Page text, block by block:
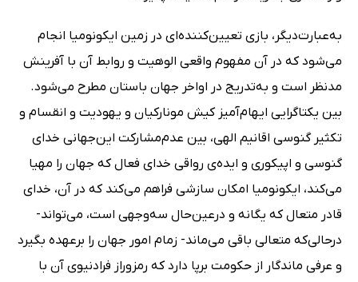
به‌عبارت‌دیگر، بازی تعیین‌کننده‌ای در زمین ایکونومیا انجام
می‌شود که در آن مفهوم واقعی الوهیت و روابط آن با آفرینش
مدنظر است و به‌تدریج در اواخر جهان باستان مطرح می‌شود.
بین یکتا‌گرایی ایهام‌آمیز کیش مونارکیان و یهودیت و انقسام و
تکثیر گنوسی اقانیم الهی، بین عدم‌مشارکت این‌جهانی خدای
گنوسی و اپیکوری و ایده‌ی رواقی خدای فعال که جهان را مهیا
می‌کند، ایکونومیا امکان سازشی فراهم می‌کند که در آن، خدای
قادر متعال که یگانه و درعین‌حال سه‌وجهی است، می‌تواند-
درحالی‌که متعالی باقی می‌ماند- زمام امور جهان را برعهده بگیرد
و عرفی ماندگار از حکومت برپا دارد که رمزوراز فرادنیوی آن با